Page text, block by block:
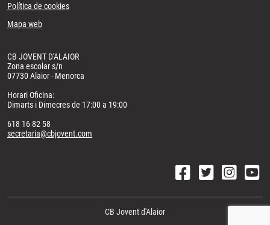
Política de cookies
Mapa web
CB JOVENT D'ALAIOR
Zona escolar s/n
07730 Alaior - Menorca
Horari Oficina:
Dimarts i Dimecres de 17:00 a 19:00
618 16 82 58
secretaria@cbjovent.com
CB Jovent d'Alaior